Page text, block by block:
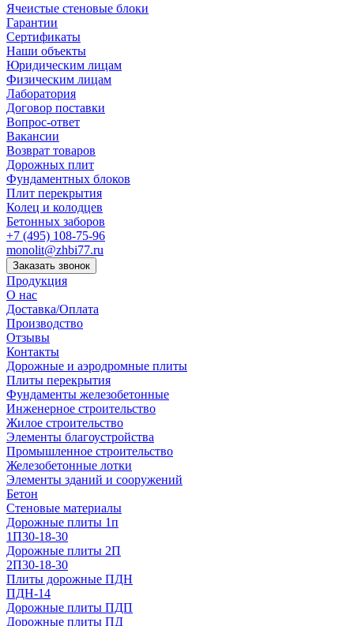
Ячеистые стеновые блоки
Гарантии
Сертификаты
Наши объекты
Юридическим лицам
Физическим лицам
Лаборатория
Договор поставки
Вопрос-ответ
Вакансии
Возврат товаров
Дорожных плит
Фундаментных блоков
Плит перекрытия
Колец и колодцев
Бетонных заборов
+7 (495) 108-75-96
monolit@zhbi77.ru
Заказать звонок
Продукция
О нас
Доставка/Оплата
Производство
Отзывы
Контакты
Дорожные и аэродромные плиты
Плиты перекрытия
Фундаменты железобетонные
Инженерное строительство
Жилое строительство
Элементы благоустройства
Промышленное строительство
Железобетонные лотки
Элементы зданий и сооружений
Бетон
Стеновые материалы
Дорожные плиты 1п
1П30-18-30
Дорожные плиты 2П
2П30-18-30
Плиты дорожные ПДН
ПДН-14
Дорожные плиты ПДП
Дорожные плиты ПД